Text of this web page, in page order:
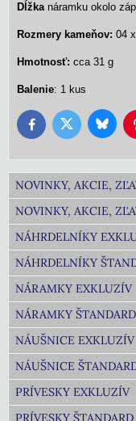
Dĺžkanáramku okolo
Rozmery kameňov: 04
Hmotnosť: cca 31 g
Balenie: 1 kus
FacebookTwitter
NOVINKY, AKCIE,
NOVINKY, AKCIE,
NÁHRDELNÍKY
NÁHRDELNÍKY
NÁRAMKY EXKLUZÍV
NÁRAMKY ŠTANDARD
NÁUŠNICE EXKLUZÍV
NÁUŠNICE
PRÍVESKY EXKLUZÍV
PRÍVESKY ŠTANDARD